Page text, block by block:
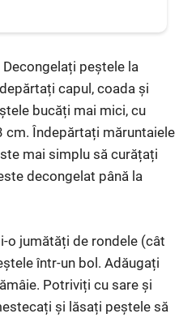
Decongelați peștele la
capul, coada și
bucăți mai mici, cu
cm. Îndepărtați măruntaiele
mai simplu să curățați
decongelat până la
o jumătăți de rondele (cât
într-un bol. Adăugați
Potriviți cu sare și
și lăsați peștele să